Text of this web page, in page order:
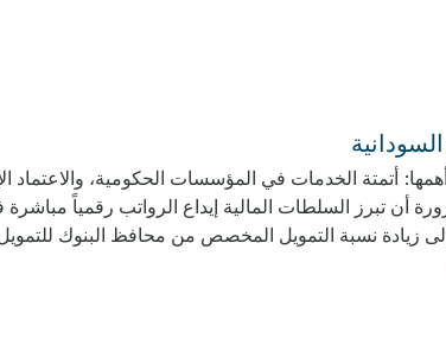
أتمتة الخدمات في المؤسسات الحكومية، والاعتماد
أن تبرز السلطات المالية إيداع الرواتب رقمياً
زيادة نسبة التمويل المخصص من محافظ البنوك